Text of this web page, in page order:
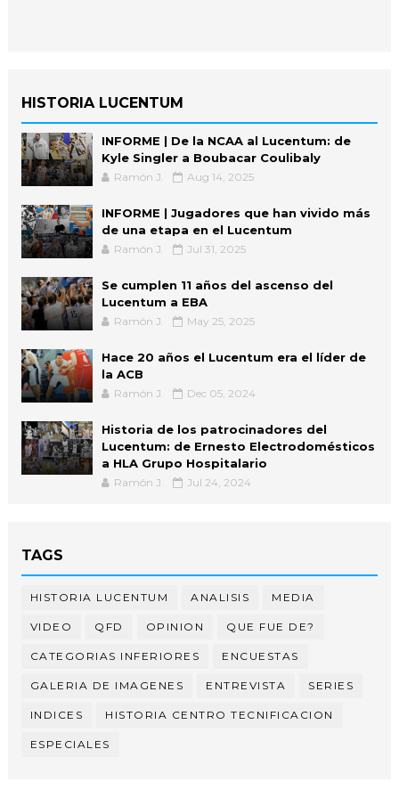
HISTORIA LUCENTUM
INFORME | De la NCAA al Lucentum: de
Kyle Singler a Boubacar Coulibaly
Ramón J. Aug 14, 2025
INFORME | Jugadores que han vivido más
de una etapa en el Lucentum
Ramón J. Jul 31, 2025
Se cumplen 11 años del ascenso del
Lucentum a EBA
Ramón J. May 25, 2025
Hace 20 años el Lucentum era el líder de
la ACB
Ramón J. Dec 05, 2024
Historia de los patrocinadores del
Lucentum: de Ernesto Electrodomésticos
a HLA Grupo Hospitalario
Ramón J. Jul 24, 2024
TAGS
HISTORIA LUCENTUM ANALISIS MEDIA
VIDEO QFD OPINION QUE FUE DE?
CATEGORIAS INFERIORES ENCUESTAS
GALERIA DE IMAGENES ENTREVISTA SERIES
INDICES HISTORIA CENTRO TECNIFICACION
ESPECIALES